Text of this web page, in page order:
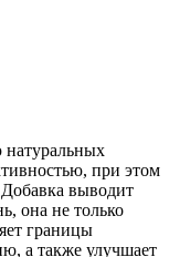
натуральных
при этом
Добавка выводит
она не только
границы
а также улучшает